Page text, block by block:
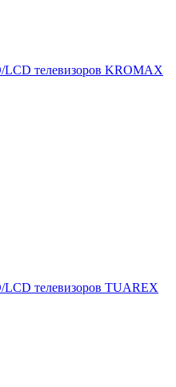
телевизоров KROMAX
телевизоров TUAREX